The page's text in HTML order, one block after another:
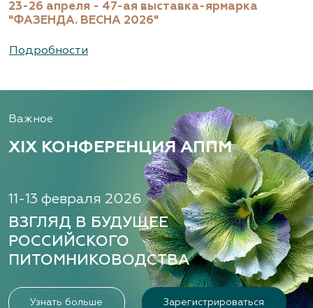
23-26 апреля - 47-ая выставка-ярмарка
"ФАЗЕНДА. ВЕСНА 2026"
Подробности
Важное
XIX КОНФЕРЕНЦИЯ АППМ
11-13 февраля 2026
ВЗГЛЯД В БУДУЩЕЕ
РОССИЙСКОГО
ПИТОМНИКОВОДСТВА
Узнать больше Зарегистрироваться